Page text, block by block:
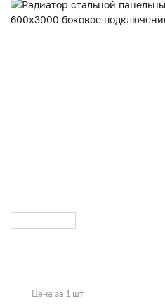
Цена за 1 шт